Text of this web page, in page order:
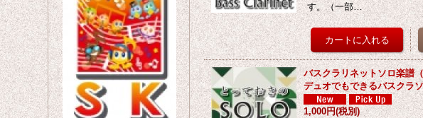
す。（一部…
バスクラリネットソロ楽譜
デュオでもできるバスクラ
1,000円(税別)